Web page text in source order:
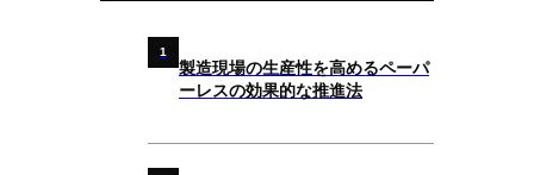
1
製造現場の生産性を高めるペーパ
ーレスの効果的な推進法